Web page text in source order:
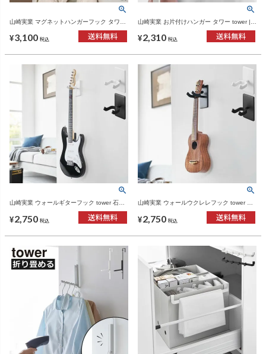
山崎実業 マグネットハンガーフック タワー
¥3,100 税込
山崎実業 お片付けハンガー タワー tower |
¥2,310 税込
山崎実業 ウォールギターフック tower 石こ
うボード壁対応 | インテリア雑貨・タワーシ
リーズ
¥2,750 税込
山崎実業 ウォールウクレレフック tower 石
こうボード壁対応 | インテリア雑貨・タワー
シリーズ
¥2,750 税込